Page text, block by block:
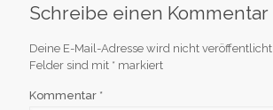
Schreibe einen Kommentar
Deine E-Mail-Adresse wird nicht veröffentlicht.
Felder sind mit * markiert
Kommentar *